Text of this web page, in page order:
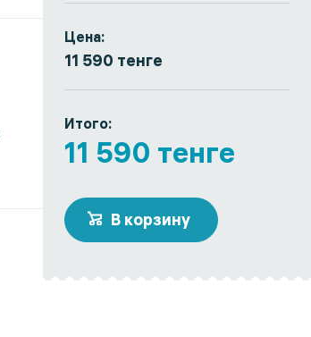
Цена:
11 590 тенге
Итого:
11 590 тенге
В корзину